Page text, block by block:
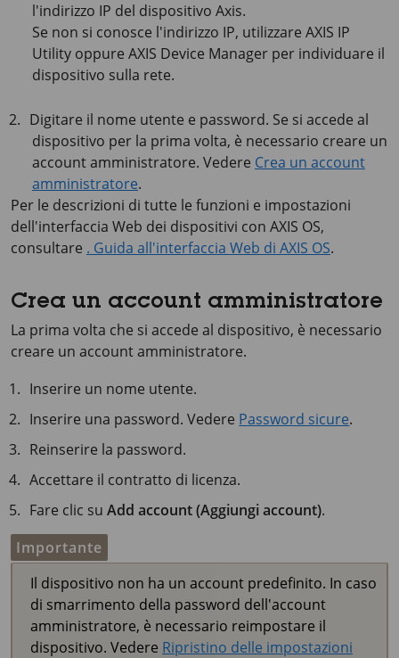
l'indirizzo IP del dispositivo Axis.
Se non si conosce l'indirizzo IP, utilizzare AXIS IP
Utility oppure AXIS Device Manager per individuare il
dispositivo sulla rete.
Digitare il nome utente e password. Se si accede al
dispositivo per la prima volta, è necessario creare un
account amministratore. Vedere Crea un account
amministratore.
Per le descrizioni di tutte le funzioni e impostazioni
dell'interfaccia Web dei dispositivi con AXIS OS,
consultare . Guida all'interfaccia Web di AXIS OS.
Crea un account amministratore
La prima volta che si accede al dispositivo, è necessario
creare un account amministratore.
Inserire un nome utente.
Inserire una password. Vedere Password sicure.
Reinserire la password.
Accettare il contratto di licenza.
Fare clic suAdd account (Aggiungi account).
Importante
Il dispositivo non ha un account predefinito. In caso
di smarrimento della password dell'account
amministratore, è necessario reimpostare il
dispositivo. Vedere Ripristino delle impostazioni